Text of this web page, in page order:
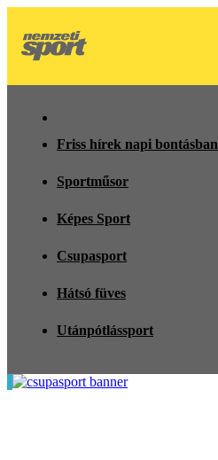
Friss hírek napi bontásban
Sportműsor
Képes Sport
Csupasport
Hátsó füves
Utánpótlássport